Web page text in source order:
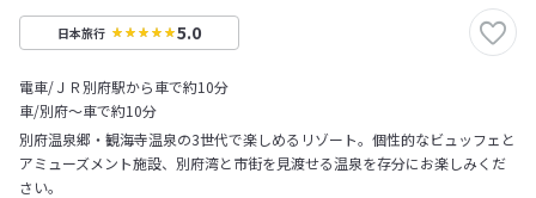
日本旅行 5.0
電車/ＪＲ別府駅から車で約10分
車/別府～車で約10分
別府温泉郷・観海寺温泉の3世代で楽しめるリゾート。個性的なビュッフェと
アミューズメント施設、別府湾と市街を見渡せる温泉を存分にお楽しみくだ
さい。